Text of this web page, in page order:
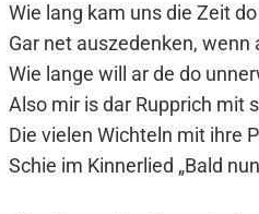
Wie lang kam uns die Zeit
Gar net auszedenken,
Wie lange will ar de do
Also mir is dar Rupprich mit
Die vielen Wichteln mit ihre
Schie im Kinnerlied „Bald